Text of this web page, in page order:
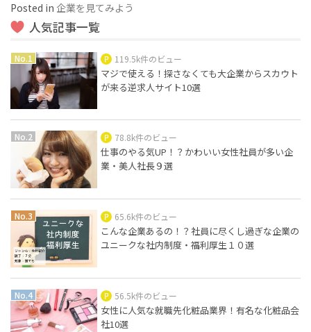
Posted in 企業を見てみよう
人気記事一覧
119.5k件のビュー
マジで使える！探さなくても大企業からスカウト
が来る逆求人サイト10選
78.8k件のビュー
仕事のやる気UP！？かわいい女性社員が多い企
業・美人社長９選
65.6k件のビュー
こんな企業あるの！？社員に尽くし過ぎな企業の
ユニークな社内制度・福利厚生１０選
56.5k件のビュー
女性に人気な就職先化粧品業界！有名な化粧品会
社10選